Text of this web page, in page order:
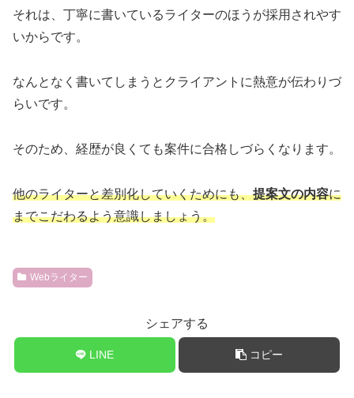
それは、丁寧に書いているライターのほうが採用されやす
いからです。
なんとなく書いてしまうとクライアントに熱意が伝わりづ
らいです。
そのため、経歴が良くても案件に合格しづらくなります。
他のライターと差別化していくためにも、提案文の内容に
までこだわるよう意識しましょう。
Webライター
シェアする
LINE コピー